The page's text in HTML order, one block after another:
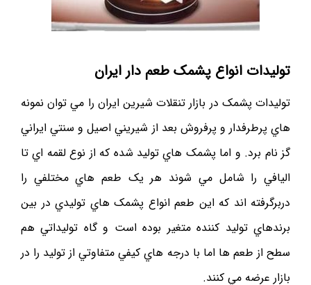
توليدات انواع پشمک طعم دار ايران
توليدات پشمک در بازار تنقلات شيرين ايران را مي توان نمونه
هاي پرطرفدار و پرفروش بعد از شيريني اصيل و سنتي ايراني
گز نام برد. و اما پشمک هاي توليد شده که از نوع لقمه اي تا
اليافي را شامل مي شوند هر يک طعم هاي مختلفي را
دربرگرفته اند که اين طعم انواع پشمک هاي توليدي در بين
برندهاي توليد کننده متغير بوده است و گاه توليداتي هم
سطح از طعم ها اما با درجه هاي کيفي متفاوتي از توليد را در
بازار عرضه مي کنند.